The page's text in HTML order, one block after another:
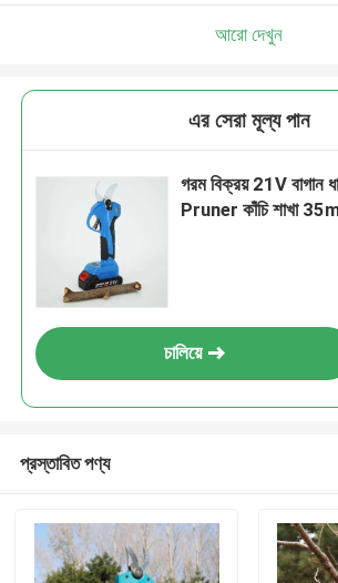
আমরা শীঘ্রই আপনাকে আবার কল
জমা দিন
আরো দেখুন
এর সেরা মূল্য পান
গরম বিক্রয় 21V বাগান
Pruner কাঁচি শাখা
চালিয়ে
প্রস্তাবিত পণ্য